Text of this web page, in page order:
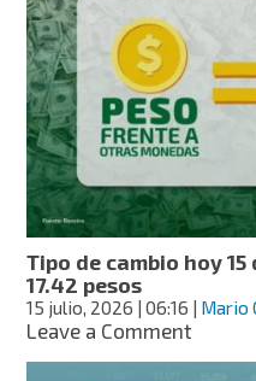
de
julio:
dólar
cotiza
17.39
pesos
Tipo de cambio hoy
17.42 pesos
15 julio, 2026 | 06:16 | Mario
Leave a Commenton